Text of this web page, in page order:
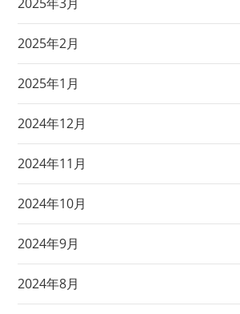
2025年2月
2025年1月
2024年12月
2024年11月
2024年10月
2024年9月
2024年8月